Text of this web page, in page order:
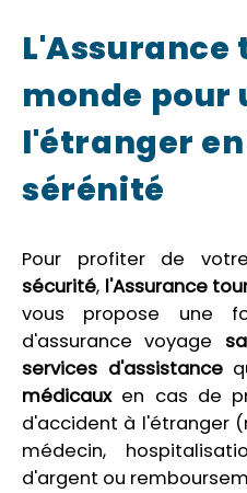
L'Assurance
monde pour
l'étranger
sérénité
Pour profiter de
sécurité, l'Assurance
vous propose une
d'assurance voyage
services d'assistance
médicauxen cas de
d'accident à l'étranger
médecin,
d'argent ou